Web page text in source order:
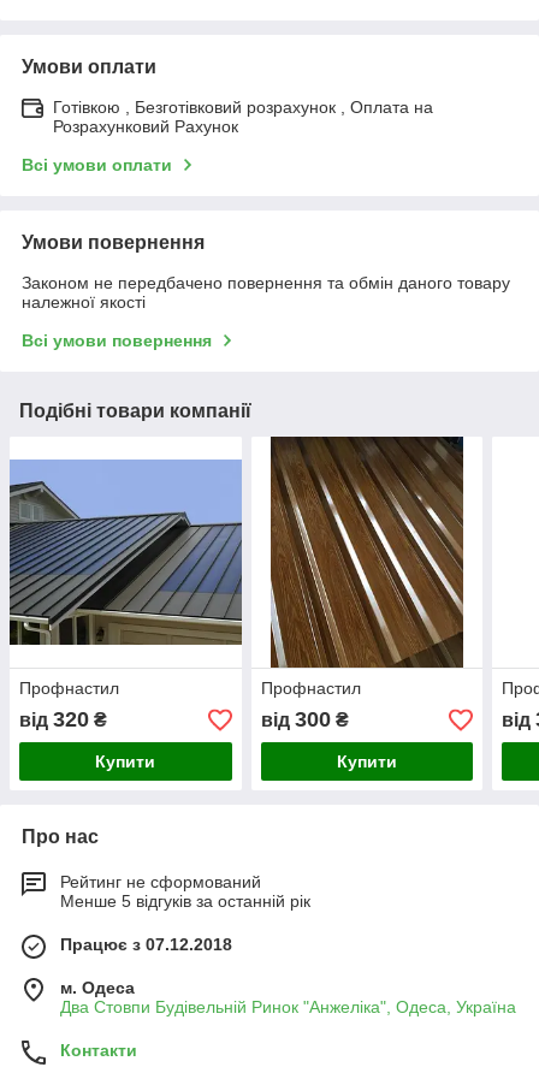
Умови оплати
Готівкою , Безготівковий розрахунок , Оплата на
Розрахунковий Рахунок
Всі умови оплати
Умови повернення
Законом не передбачено повернення та обмін даного товару
належної якості
Всі умови повернення
Подібні товари компанії
Профнастил
від 320 ₴
Купити
Профнастил
від 300₴
Купити
від
Про нас
Рейтинг не сформований
Менше 5 відгуків за останній рік
Працює з 07.12.2018
м. Одеса
Два Стовпи Будівельній Ринок "Анжеліка", Одеса, Україна
Контакти